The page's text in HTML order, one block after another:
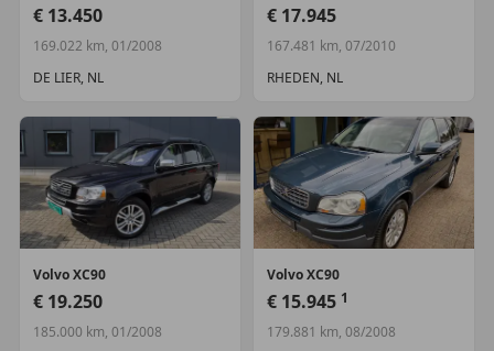
€ 13.450
169.022 km, 01/2008
DE LIER, NL
€ 17.945
167.481 km, 07/2010
RHEDEN, NL
Volvo XC90
€ 19.250
185.000 km, 01/2008
VolvoXC90
€ 15.945 1
179.881 km, 08/2008